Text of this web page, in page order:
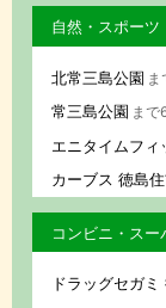
自然・スポーツ
北常三島公園
常三島公園 まで
エニタイムフィ
カーブス 徳島
コンビニ・スー
ドラッグセガ